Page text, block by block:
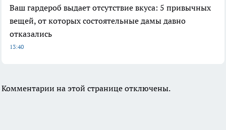
Ваш гардероб выдает отсутствие вкуса: 5 привычных
вещей, от которых состоятельные дамы давно
отказались
13:40
Комментарии на этой странице отключены.